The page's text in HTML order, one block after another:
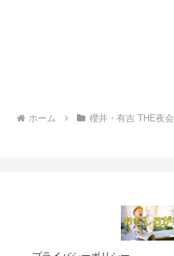
ホーム 櫻井・有吉 THE夜会